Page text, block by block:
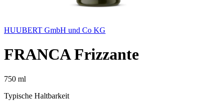
HUUBERT GmbH und Co KG
FRANCA Frizzante
750 ml
Typische Haltbarkeit